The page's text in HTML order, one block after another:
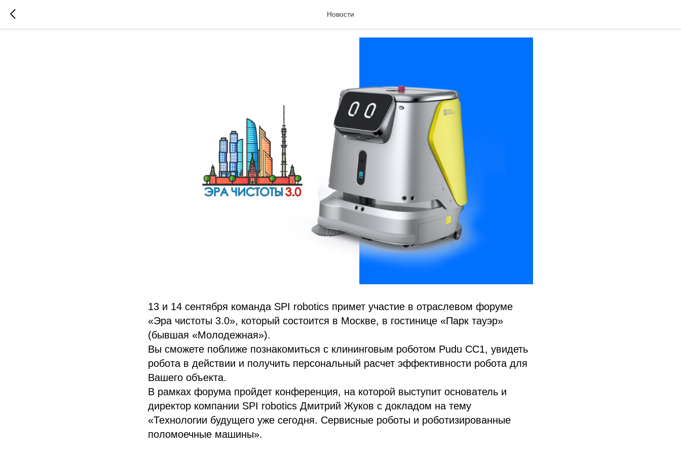
Новости
13 и 14 сентября команда SPI robotics примет участие в отраслевом форуме
«Эра чистоты 3.0», который состоится в Москве, в гостинице «Парк тауэр»
(бывшая «Молодежная»).
Вы сможете поближе познакомиться с клининговым роботом Pudu CC1, увидеть
робота в действии и получить персональный расчет эффективности робота для
Вашего объекта.
В рамках форума пройдет конференция, на которой выступит основатель и
директор компании SPI robotics Дмитрий Жуков с докладом на тему
«Технологии будущего уже сегодня. Сервисные роботы и роботизированные
поломоечные машины».